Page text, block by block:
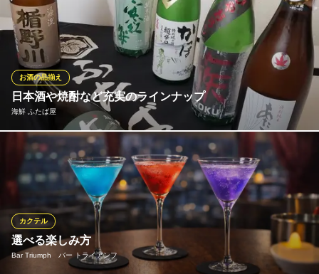
「ジン」「トニックウォーター」共にHUBがレシピ監修したこだ
わりのジントニックがおすすめ。 その他、世界各国のお酒をリー
ズナブルな価格でご用意しています！ 飲み放題プランには本格カ
クテルが70種類以上、HUBの人気ドリンク！レッドブルウォッ
カ、モヒート、タランチュラ等、全100種類以上のドリンクが楽し
めます！
HUBなんば戎橋店
英国風ダイニングバー
大阪メトロ千日前線なんば駅 徒歩1分
大阪府大阪市中央区難波3-6-4 アスカ第2ビル
日本酒や焼酎など充実のラインナップ
海鮮 ふたば屋
お酒の品揃え
日本酒にこだわり常時数種類を取り揃えております。どれにする
か決めかねるのなら「冷酒 三種類飲み比べ」もおすすめ。繊細な
味付けの料理との相性はどれも抜群で献立に合わせてご提案する
ことも可能です。蟹はもちろん、うなぎや旬魚を使った料理とお
酒のペアリングもお楽しみください。
海鮮 ふたば屋
旬の海鮮ダイニング
選べる楽しみ方
Bar Triumph バー トライアンフ
カクテル